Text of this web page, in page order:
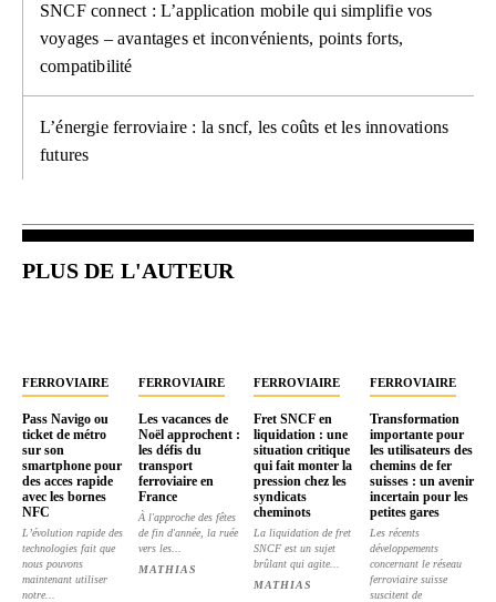
SNCF connect : L’application mobile qui simplifie vos
voyages – avantages et inconvénients, points forts,
compatibilité
L’énergie ferroviaire : la sncf, les coûts et les innovations
futures
PLUS DE L'AUTEUR
FERROVIAIRE
Pass Navigo ou
ticket de métro
sur son
smartphone pour
des acces rapide
avec les bornes
NFC
L’évolution rapide des
technologies fait que
nous pouvons
maintenant utiliser
notre...
FERROVIAIRE
Les vacances de
Noël approchent :
les défis du
transport
ferroviaire en
France
À l'approche des fêtes
de fin d'année, la ruée
vers les...
MATHIAS
FERROVIAIRE
Fret SNCF en
liquidation : une
situation critique
qui fait monter la
pression chez les
syndicats
cheminots
La liquidation de fret
SNCF est un sujet
brûlant qui agite...
MATHIAS
FERROVIAIRE
Transformation
importante pour
les utilisateurs des
chemins de fer
suisses : un avenir
incertain pour les
petites gares
Les récents
développements
concernant le réseau
ferroviaire suisse
suscitent de